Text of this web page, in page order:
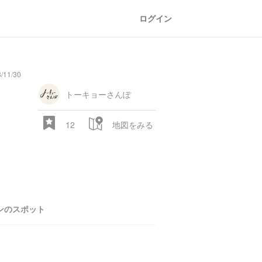
ログイン
11/30
トーキョーさんぽ
12 地図をみる
のスポット